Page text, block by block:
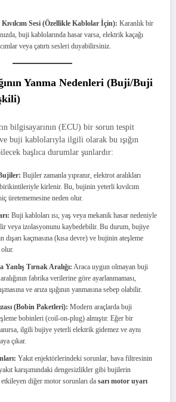
Sesi (Özellikle Kablolar İçin): Karanlık bir
buji kablolarında hasar varsa, elektrik kaçağı
veya çatırtı sesleri duyabilirsiniz.
Yanma Nedenleri (Buji/Buji
bilgisayarının (ECU) bir sorun tespit
buji kablolarıyla ilgili olarak bu ışığın
başlıca durumlar şunlardır:
Bujiler zamanla yıpranır, elektrot aralıkları
kirlenir. Bu, bujinin yeterli kıvılcım
üretememesine neden olur.
Buji kabloları ısı, yaş veya mekanik hasar nedeniyle
veya izolasyonunu kaybedebilir. Bu durum, bujiye
dışarı kaçmasına (kısa devre) ve bujinin ateşleme
Yanlış Tırnak Aralığı: Araca uygun olmayan buji
fabrika verilerine göre ayarlanmaması,
ve arıza ışığının yanmasına sebep olabilir.
(Bobin Paketleri): Modern araçlarda buji
bobinleri (coil-on-plug) almıştır. Eğer bir
ilgili bujiye yeterli elektrik gidemez ve aynı
çıkar.
Yakıt enjektörlerindeki sorunlar, hava filtresinin
karışımındaki dengesizlikler gibi bujilerin
etkileyen diğer motor sorunları da sarı motor uyarı